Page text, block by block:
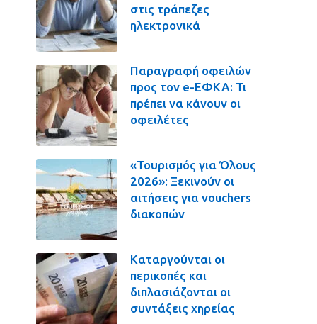
στις τράπεζες
ηλεκτρονικά
Παραγραφή οφειλών
προς τον e-ΕΦΚΑ: Τι
πρέπει να κάνουν οι
οφειλέτες
«Τουρισμός για Όλους
2026»: Ξεκινούν οι
αιτήσεις για vouchers
διακοπών
Καταργούνται οι
περικοπές και
διπλασιάζονται οι
συντάξεις χηρείας